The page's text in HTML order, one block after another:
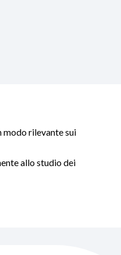
modo rilevante sui
allo studio dei